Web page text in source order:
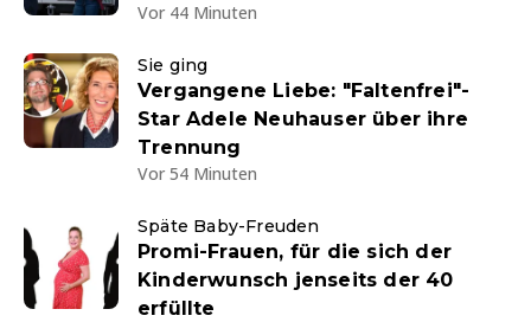
Vor 44 Minuten
Sie ging
Vergangene Liebe: "Faltenfrei"-
Star Adele Neuhauser über ihre
Trennung
Vor 54 Minuten
Späte Baby-Freuden
Promi-Frauen, für die sich der
Kinderwunsch jenseits der 40
erfüllte